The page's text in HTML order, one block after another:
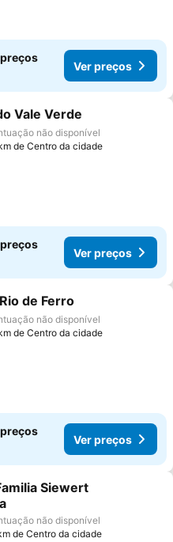
Ver preços
aos favoritos
Vale Verde
não disponível
de Centro da cidade
Ver preços
aos favoritos
de Ferro
não disponível
de Centro da cidade
Ver preços
aos favoritos
Siewert
não disponível
de Centro da cidade